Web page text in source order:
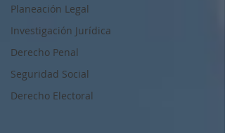
Planeación Legal
Investigación Jurídica
Derecho Penal
Seguridad Social
Derecho Electoral